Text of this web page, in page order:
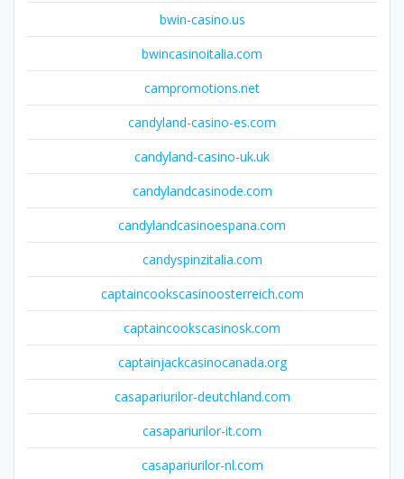
bwin-casino.us
bwincasinoitalia.com
campromotions.net
candyland-casino-es.com
candyland-casino-uk.uk
candylandcasinode.com
candylandcasinoespana.com
candyspinzitalia.com
captaincookscasinoosterreich.com
captaincookscasinosk.com
captainjackcasinocanada.org
casapariurilor-deutchland.com
casapariurilor-it.com
casapariurilor-nl.com